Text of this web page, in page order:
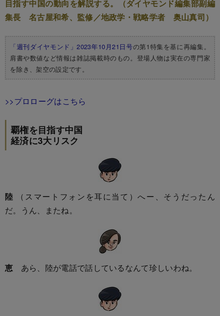
目指す中国の動向を解説する。（ダイヤモンド編集部副編
集長 名古屋和希、監修／地政学・戦略学者 奥山真司）
「週刊ダイヤモンド」2023年10月21日号の第1特集を基に再編集。
肩書や数値など情報は雑誌掲載時のもの。登場人物は実在の専門家
を除き、架空の設定です。
>>プロローグはこちら
覇権を目指す中国
経済に3大リスク
陸 （スマートフォンを耳に当て）へー、そうだったん
だ。うん、またね。
恵 あら、陸が電話で話しているなんて珍しいわね。